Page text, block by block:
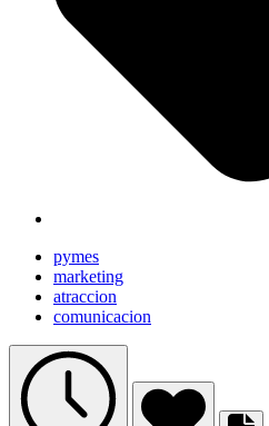
pymes
marketing
atraccion
comunicacion